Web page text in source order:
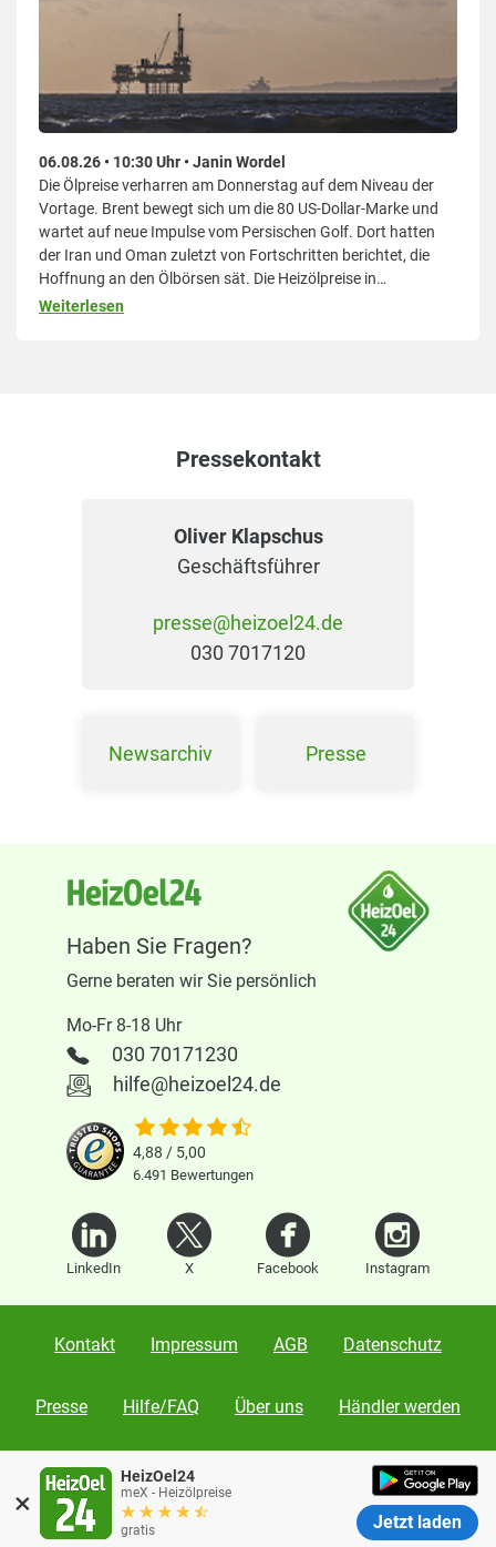
06.08.26 • 10:30 Uhr • Janin Wordel
Die Ölpreise verharren am Donnerstag auf dem Niveau der
Vortage. Brent bewegt sich um die 80 US-Dollar-Marke und
wartet auf neue Impulse vom Persischen Golf. Dort hatten
der Iran und Oman zuletzt von Fortschritten berichtet, die
Hoffnung an den Ölbörsen sät. Die Heizölpreise in
Deutschland, Österreich und der Schweiz bewegen sich am
Weiterlesen
Pressekontakt
Oliver Klapschus
Geschäftsführer
presse@heizoel24.de
030 7017120
Newsarchiv Presse
Haben Sie Fragen?
Gerne beraten wir Sie persönlich
Mo-Fr 8-18 Uhr
030 70171230
hilfe@heizoel24.de
4,88 / 5,00
6.491 Bewertungen
LinkedIn X Facebook Instagram
Kontakt Impressum AGB Datenschutz
Presse Hilfe/FAQ Über uns Händler werden
Karriere
interaid GmbH 12109 Berlin
Warnung: Fake-Shops mit Vorkasse
×
HeizOel24
meX - Heizölpreise
gratis Jetzt laden